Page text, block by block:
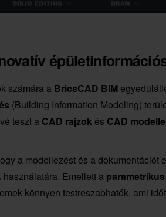
számára a BricsCAD BIM
(Building Information Modeling)
teszi a CAD rajzok és CAD
a modellezést és a dokumentációt
Emellett a
könnyen testreszabhatók, ami